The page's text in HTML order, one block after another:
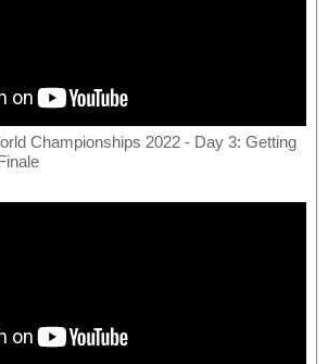
Championships 2022 - Day 3: Getting